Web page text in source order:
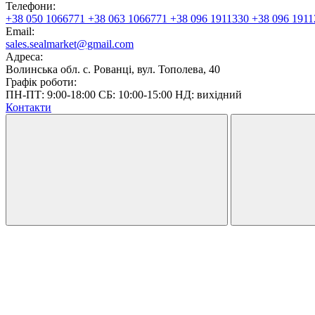
Телефони:
+38 050 1066771 +38 063 1066771 +38 096 1911330 +38 096
Email:
sales.sealmarket@gmail.com
Адреса:
Волинська обл. с. Рованці, вул. Тополева, 40
Графік роботи:
ПН-ПТ: 9:00-18:00 СБ: 10:00-15:00 НД: вихідний
Контакти